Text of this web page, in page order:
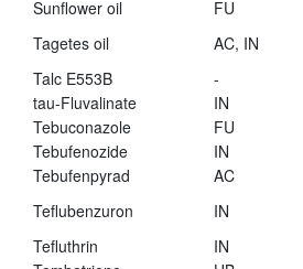
Sunflower oil FU
Tagetes oil
AC, IN
Talc E553B
-
tau-Fluvalinate
IN
Tebuconazole
FU
Tebufenozide
IN
Tebufenpyrad
AC
Teflubenzuron
IN
Tefluthrin
IN